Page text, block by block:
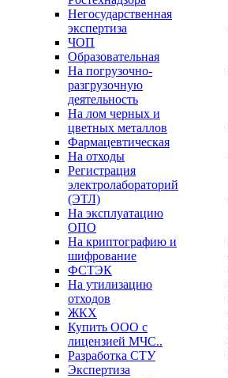
Негосударственная
экспертиза
ЧОП
Образовательная
На погрузочно-
разгрузочную
деятельность
На лом черных и
цветных металлов
Фармацевтическая
На отходы
Регистрация
электролабораторий
(ЭТЛ)
На эксплуатацию
ОПО
На криптографию и
шифрование
ФСТЭК
На утилизацию
отходов
ЖКХ
Купить ООО с
лицензией МЧС..
Разработка СТУ
Экспертиза